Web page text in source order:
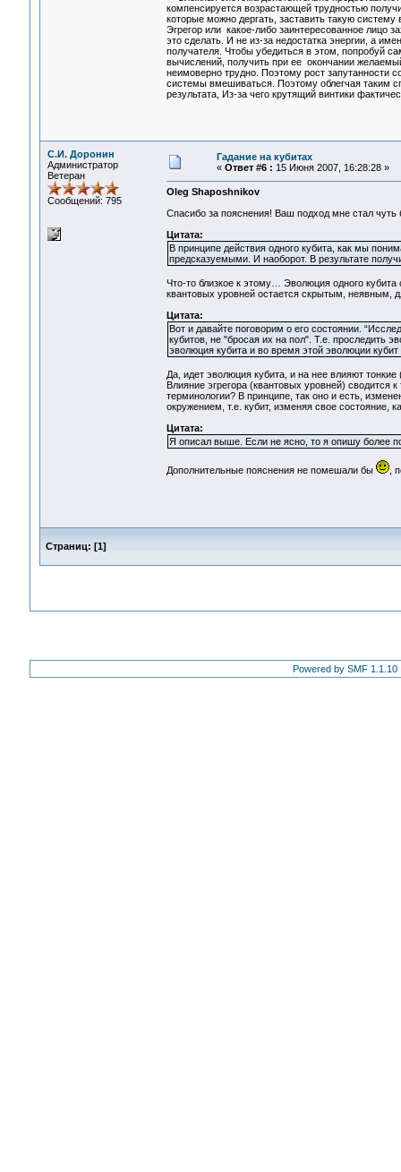
компенсируется возрастающей трудностью
которые можно дергать, заставить такую
Эгрегор или какое-либо заинтересованное лицо
это сделать. И не из-за недостатка энергии, а
получателя. Чтобы убедиться в этом, попробуй
вычислений, получить при ее окончании
неимоверно трудно. Поэтому рост запутанности
системы вмешиваться. Поэтому облегчая таким
результата, Из-за чего крутящий винтики
С.И. Доронин
Администратор
Ветеран
Сообщений: 795
Гадание на кубитах
« Ответ #6 : 15 Июня 2007, 16:28:28 »
Oleg Shaposhnikov
Спасибо за пояснения! Ваш подход мне стал
Цитата:
В принципе действия одного кубита, как мы
предсказуемыми. И наоборот. В результате
Что-то близкое к этому… Эволюция одного
квантовых уровней остается скрытым, неявным,
Цитата:
Вот и давайте поговорим о его состоянии.
кубитов, не "бросая их на пол". Т.е. проследить
эволюция кубита и во время этой эволюции
Да, идет эволюция кубита, и на нее влияют
Влияние эгрегора (квантовых уровней) сводится
терминологии? В принципе, так оно и есть,
окружением, т.е. кубит, изменяя свое состояние,
Цитата:
Я описал выше. Если не ясно, то я опишу более
Дополнительные пояснения не помешали бы ,
Страниц: [1]
Powered by SMF 1.1.10